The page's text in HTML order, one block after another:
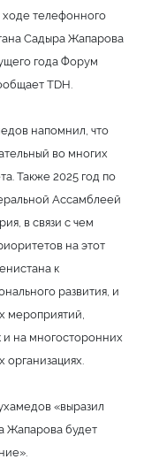
телефонного
Садыра Жапарова
года Форум
TDH.
напомнил, что
во многих
Также 2025 год по
Ассамблеей
в связи с чем
на этот
к
развития, и
мероприятий,
и на многосторонних
«выразил
Жапарова будет